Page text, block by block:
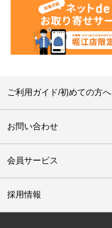
ご利用ガイド/初めての方へ
お問い合わせ
会員サービス
採用情報